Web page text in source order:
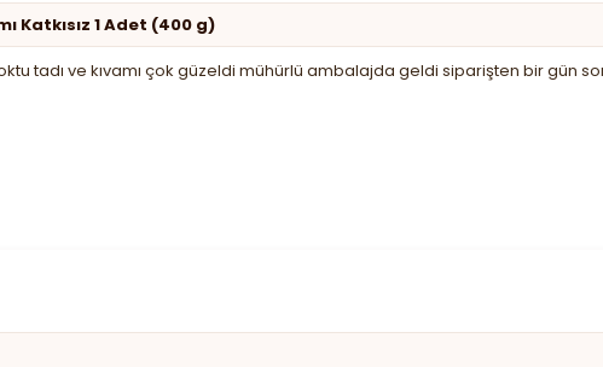
Katkısız 1 Adet (400 g)
tadı ve kıvamı çok güzeldi mühürlü ambalajda geldi siparişten bir gün